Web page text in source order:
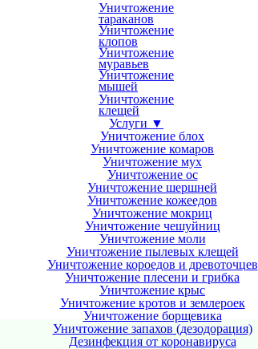
Уничтожение
тараканов
Уничтожение
клопов
Уничтожение
муравьев
Уничтожение
мышей
Уничтожение
клещей
Услуги ▼
Уничтожение блох
Уничтожение комаров
Уничтожение мух
Уничтожение ос
Уничтожение шершней
Уничтожение кожеедов
Уничтожение мокриц
Уничтожение чешуйниц
Уничтожение моли
Уничтожение пылевых клещей
Уничтожение короедов и древоточцев
Уничтожение плесени и грибка
Уничтожение крыс
Уничтожение кротов и землероек
Уничтожение борщевика
Уничтожение запахов (дезодорация)
Дезинфекция от коронавируса